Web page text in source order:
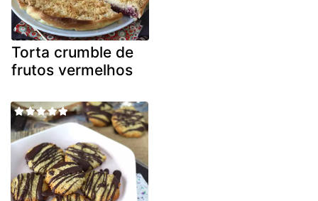
Torta crumble de
frutos vermelhos